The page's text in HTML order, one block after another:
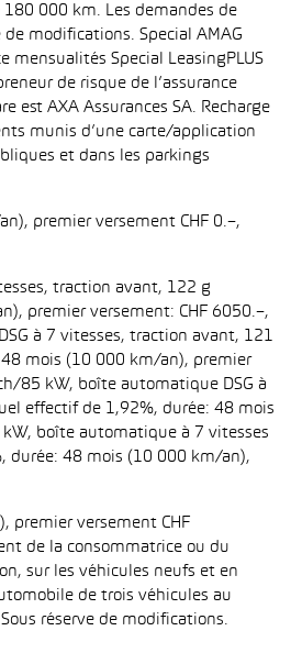
000 km. Les demandes de
modifications. Special AMAG
mensualités Special LeasingPLUS
de risque de l’assurance
est AXA Assurances SA. Recharge
munis d’une carte/application
et dans les parkings
premier versement CHF 0.–,
traction avant, 122 g
premier versement: CHF 6050.–,
à 7 vitesses, traction avant, 121
mois (10 000 km/an), premier
85 kW, boîte automatique DSG à
effectif de 1,92%, durée: 48 mois
boîte automatique à 7 vitesses
durée: 48 mois (10 000 km/an),
premier versement CHF
de la consommatrice ou du
sur les véhicules neufs et en
de trois véhicules au
réserve de modifications.